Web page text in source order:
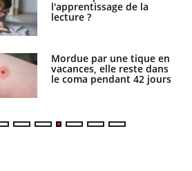
l'apprentissage de la
lecture ?
Mordue par une tique en
vacances, elle reste dans
le coma pendant 42 jours